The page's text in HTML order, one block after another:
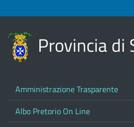
Provincia di
Amministrazione Trasparente
Albo Pretorio On Line